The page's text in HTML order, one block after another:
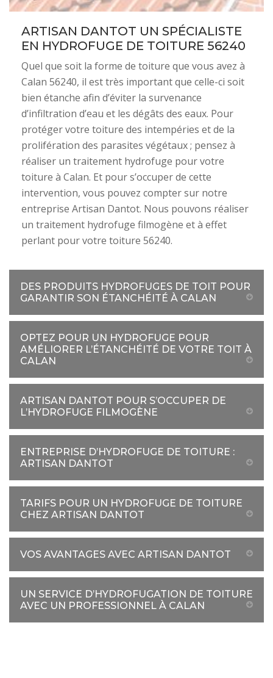
ARTISAN DANTOT UN SPÉCIALISTE
EN HYDROFUGE DE TOITURE 56240
Quel que soit la forme de toiture que vous avez à
Calan 56240, il est très important que celle-ci soit
bien étanche afin d’éviter la survenance
d’infiltration d’eau et les dégâts des eaux. Pour
protéger votre toiture des intempéries et de la
prolifération des parasites végétaux ; pensez à
réaliser un traitement hydrofuge pour votre
toiture à Calan. Et pour s’occuper de cette
intervention, vous pouvez compter sur notre
entreprise Artisan Dantot. Nous pouvons réaliser
un traitement hydrofuge filmogène et à effet
perlant pour votre toiture 56240.
DES PRODUITS HYDROFUGES DE TOIT POUR
GARANTIR SON ÉTANCHÉITÉ À CALAN
OPTEZ POUR UN HYDROFUGE POUR
AMÉLIORER L’ÉTANCHÉITÉ DE VOTRE TOIT À
CALAN
ARTISAN DANTOT POUR S’OCCUPER DE
L’HYDROFUGE FILMOGÈNE
ENTREPRISE D’HYDROFUGE DE TOITURE :
ARTISAN DANTOT
TARIFS POUR UN HYDROFUGE DE TOITURE
CHEZ ARTISAN DANTOT
VOS AVANTAGES AVEC ARTISAN DANTOT
UN SERVICE D’HYDROFUGATION DE TOITURE
AVEC UN PROFESSIONNEL À CALAN